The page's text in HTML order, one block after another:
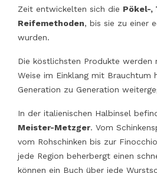
Zeit entwickelten sich die Pökel-,
Reifemethoden, bis sie zu einer
wurden.
Die köstlichsten Produkte
Weise im Einklang mit Brauchtum
Generation zu Generation
In der italienischen Halbinsel
Meister-Metzger. Vom
vom Rohschinken bis zur
jede Region beherbergt einen
können ein Buch über jede